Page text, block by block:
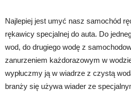
Najlepiej jest umyć nasz samochód
rękawicy specjalnej do auta. Do
wod, do drugiego wodę z
zanurzeniem każdorazowym w
wypłuczmy ją w wiadrze z czystą
branży się używa wiader ze